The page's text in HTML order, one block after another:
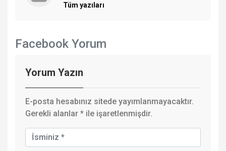
Tüm yazıları
Facebook Yorum
Yorum Yazın
E-posta hesabınız sitede yayımlanmayacaktır.
Gerekli alanlar * ile işaretlenmişdir.